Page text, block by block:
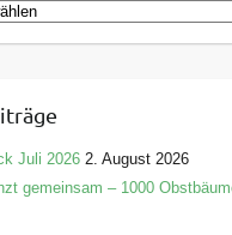
Juli 2026 2. August 2026
gemeinsam – 1000